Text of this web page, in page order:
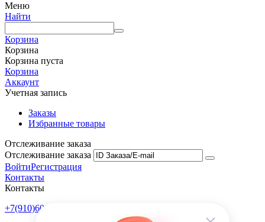
Меню
Найти
Корзина
Корзина
Корзина пуста
Корзина
Аккаунт
Учетная запись
Заказы
Избранные товары
Отслеживание заказа
Отслеживание заказа
ВойтиРегистрация
Контакты
Контакты
+7(910)601-10-10